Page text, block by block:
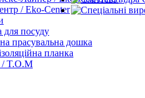
/ Eko-Center
посуду
прасувальна дошка
планка
T.O.M